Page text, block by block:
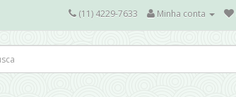
(11) 4229-7633 Minha conta